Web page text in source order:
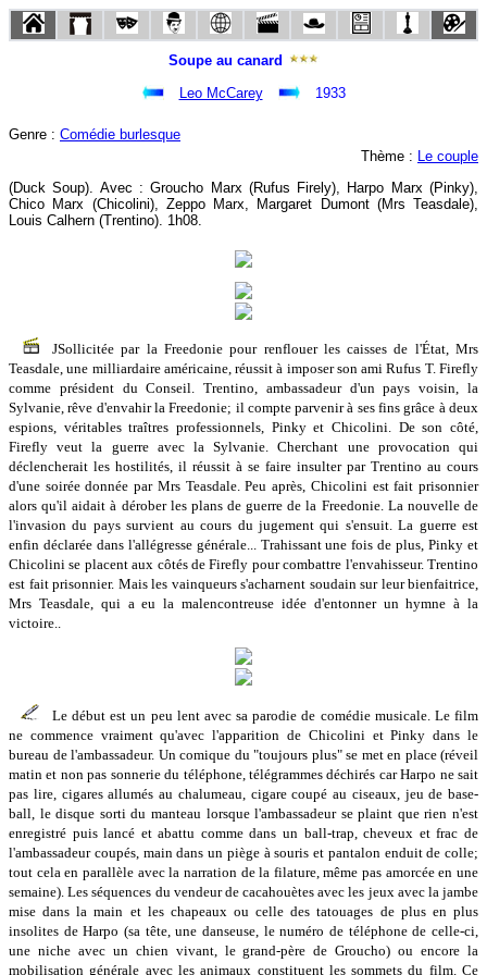
Soupe au canard
Leo McCarey
1933
Genre : Comédie burlesque
Thème : Le couple
(Duck Soup). Avec : Groucho Marx (Rufus Firely), Harpo Marx (Pinky),
Chico Marx (Chicolini), Zeppo Marx, Margaret Dumont (Mrs Teasdale),
Louis Calhern (Trentino). 1h08.
JSollicitée par la Freedonie pour renflouer les caisses de l'État, Mrs
Teasdale, une milliardaire américaine, réussit à imposer son ami Rufus T. Firefly
comme président du Conseil. Trentino, ambassadeur d'un pays voisin, la
Sylvanie, rêve d'envahir la Freedonie; il compte parvenir à ses fins grâce à deux
espions, véritables traîtres professionnels, Pinky et Chicolini. De son côté,
Firefly veut la guerre avec la Sylvanie. Cherchant une provocation qui
déclencherait les hostilités, il réussit à se faire insulter par Trentino au cours
d'une soirée donnée par Mrs Teasdale. Peu après, Chicolini est fait prisonnier
alors qu'il aidait à dérober les plans de guerre de la Freedonie. La nouvelle de
l'invasion du pays survient au cours du jugement qui s'ensuit. La guerre est
enfin déclarée dans l'allégresse générale... Trahissant une fois de plus, Pinky et
Chicolini se placent aux côtés de Firefly pour combattre l'envahisseur. Trentino
est fait prisonnier. Mais les vainqueurs s'acharnent soudain sur leur bienfaitrice,
Mrs Teasdale, qui a eu la malencontreuse idée d'entonner un hymne à la
victoire..
Le début est un peu lent avec sa parodie de comédie musicale. Le film
ne commence vraiment qu'avec l'apparition de Chicolini et Pinky dans le
bureau de l'ambassadeur. Un comique du "toujours plus" se met en place (réveil
matin et non pas sonnerie du téléphone, télégrammes déchirés car Harpo ne sait
pas lire, cigares allumés au chalumeau, cigare coupé au ciseaux, jeu de base-
ball, le disque sorti du manteau lorsque l'ambassadeur se plaint que rien n'est
enregistré puis lancé et abattu comme dans un ball-trap, cheveux et frac de
l'ambassadeur coupés, main dans un piège à souris et pantalon enduit de colle;
tout cela en parallèle avec la narration de la filature, même pas amorcée en une
semaine). Les séquences du vendeur de cacahouètes avec les jeux avec la jambe
mise dans la main et les chapeaux ou celle des tatouages de plus en plus
insolites de Harpo (sa tête, une danseuse, le numéro de téléphone de celle-ci,
une niche avec un chien vivant, le grand-père de Groucho) ou encore la
mobilisation générale avec les animaux constituent les sommets du film. Ce